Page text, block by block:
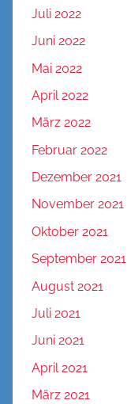
Juli 2022
Juni 2022
Mai 2022
April 2022
März 2022
Februar 2022
Dezember 2021
November 2021
Oktober 2021
September 2021
August 2021
Juli 2021
Juni 2021
April 2021
März 2021